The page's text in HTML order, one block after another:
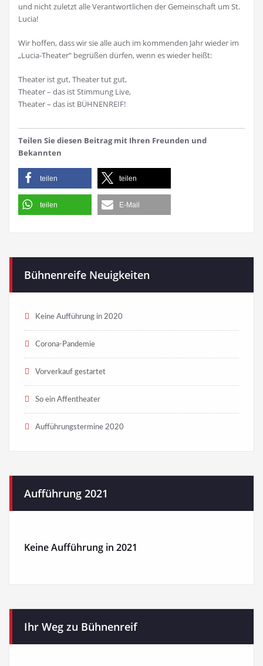
und nicht zuletzt alle Verantwortlichen der Gemeinschaft um St.
Lucia!
Wir hoffen, dass wir sie alle auch im kommenden Jahr wieder im
„Lucia-Theater“ begrüßen dürfen, wenn es wieder heißt:
Theater ist gut, Theater tut gut,
Theater – das ist Stimmung Live,
Theater – das ist BÜHNENREIF!
Teilen Sie diesen Beitrag mit Ihren Freunden und
Bekannten
teilen teilen
teilen E-Mail
Bühnenreife Neuigkeiten
Keine Aufführung in 2020
Corona-Pandemie
Vorverkauf gestartet
So ein Affentheater
Aufführungstermine 2020
Aufführung 2021
Keine Aufführung in 2021
Ihr Weg zu Bühnenreif